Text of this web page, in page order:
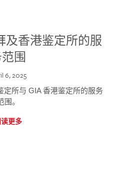
及香港鉴定所的服
围
6, 2025
定所与 GIA 香港鉴定所的服务
围。
更多